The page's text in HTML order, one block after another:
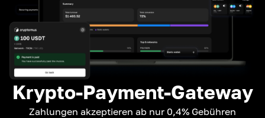
Krypto-Payment-Gateway
Zahlungen akzeptieren ab nur 0,4% Gebühren